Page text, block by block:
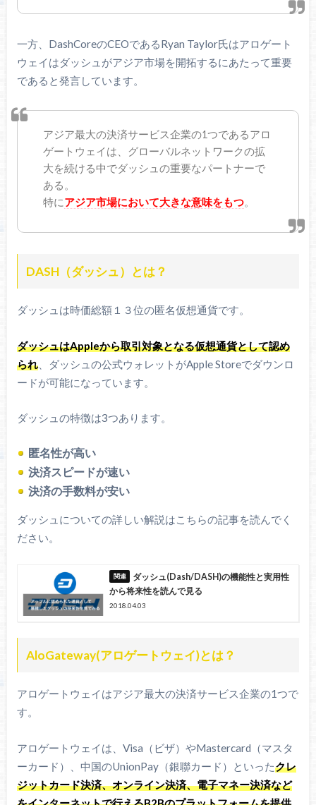
一方、DashCoreのCEOであるRyan Taylor氏はアロゲート
ウェイはダッシュがアジア市場を開拓するにあたって重要
であると発言しています。
アジア最大の決済サービス企業の1つであるアロ
ゲートウェイは、グローバルネットワークの拡
大を続ける中でダッシュの重要なパートナーで
ある。
特にアジア市場において大きな意味をもつ。
DASH（ダッシュ）とは？
ダッシュは時価総額１３位の匿名仮想通貨です。
ダッシュはAppleから取引対象となる仮想通貨として認め
られ、ダッシュの公式ウォレットがApple Storeでダウンロ
ードが可能になっています。
ダッシュの特徴は3つあります。
匿名性が高い
決済スピードが速い
決済の手数料が安い
ダッシュについての詳しい解説はこちらの記事を読んでく
ださい。
ダッシュ(Dash/DASH)の機能性と実用性
から将来性を読んで見る
2018.04.03
AloGateway(アロゲートウェイ)とは？
アロゲートウェイはアジア最大の決済サービス企業の1つで
す。
アロゲートウェイは、Visa（ビザ）やMastercard（マスタ
ーカード）、中国のUnionPay（銀聯カード）といったクレ
ジットカード決済、オンライン決済、電子マネー決済など